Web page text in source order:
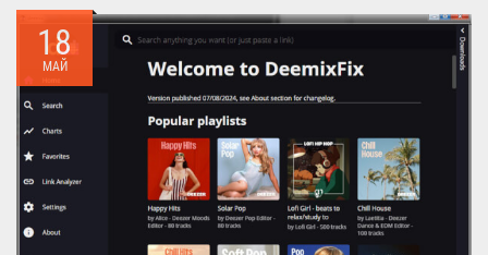
предназначена для...
18
МАЙ